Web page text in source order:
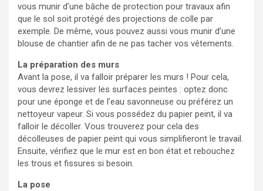
vous munir d’une bâche de protection pour travaux afin
que le sol soit protégé des projections de colle par
exemple. De même, vous pouvez aussi vous munir d’une
blouse de chantier afin de ne pas tacher vos vêtements.
La préparation des murs
Avant la pose, il va falloir préparer les murs ! Pour cela,
vous devrez lessiver les surfaces peintes : optez donc
pour une éponge et de l’eau savonneuse ou préférez un
nettoyeur vapeur. Si vous possédez du papier peint, il va
falloir le décoller. Vous trouverez pour cela des
décolleuses de papier peint qui vous simplifieront le travail.
Ensuite, vérifiez que le mur est en bon état et rebouchez
les trous et fissures si besoin.
La pose